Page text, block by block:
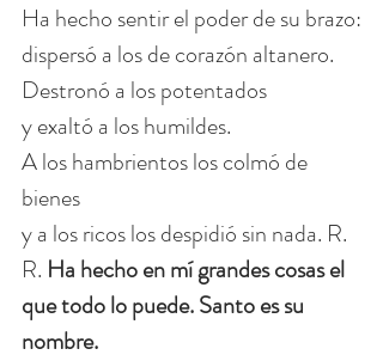
Ha hecho sentir el poder de su brazo:
dispersó a los de corazón altanero.
Destronó a los potentados
y exaltó a los humildes.
A los hambrientos los colmó de
bienes
y a los ricos los despidió sin nada. R.
R. Ha hecho en mí grandes cosas el
que todo lo puede. Santo es su
nombre.